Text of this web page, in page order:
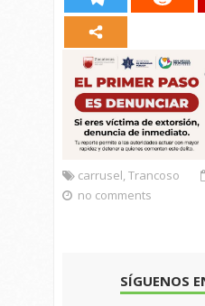
carrusel,Trancoso
no comments
SÍGUENOS